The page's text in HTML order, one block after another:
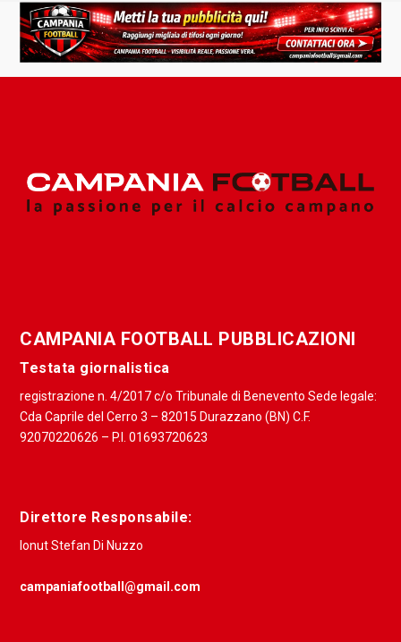
CAMPANIA FOOTBALL PUBBLICAZIONI
Testata giornalistica
registrazione n. 4/2017 c/o Tribunale di Benevento Sede legale:
Cda Caprile del Cerro 3 – 82015 Durazzano (BN) C.F.
92070220626 – P.I. 01693720623
Direttore Responsabile:
Ionut Stefan Di Nuzzo
campaniafootball@gmail.com